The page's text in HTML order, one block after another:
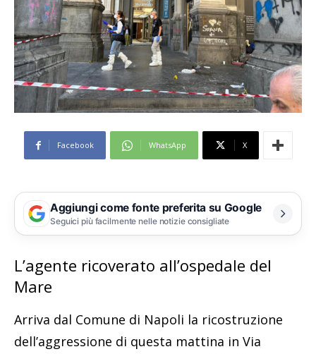
Facebook WhatsApp X
Aggiungi come fonte preferita su Google
Seguici più facilmente nelle notizie consigliate
L’agente ricoverato all’ospedale del
Mare
Arriva dal Comune di Napoli la ricostruzione
dell’aggressione di questa mattina in Via